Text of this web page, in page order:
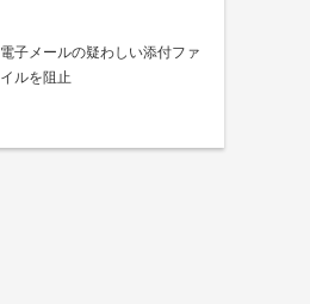
電子メールの疑わしい添付ファ
イルを阻止